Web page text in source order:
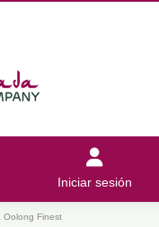
Iniciar sesión
Oolong Finest